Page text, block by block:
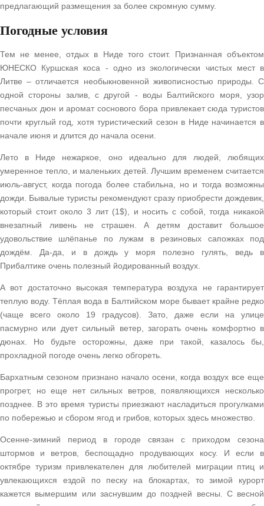
предлагающий размещения за более скромную сумму.
Погодные условия
Тем не менее, отдых в Ниде того стоит. Признанная объектом
ЮНЕСКО Куршская коса - одно из экологически чистых мест в
Литве – отличается необыкновенной живописностью природы. С
одной стороны залив, с другой - воды Балтийского моря, узор
песчаных дюн и аромат соснового бора привлекает сюда туристов
почти круглый год, хотя туристический сезон в Ниде начинается в
начале июня и длится до начала осени.
Лето в Ниде нежаркое, оно идеально для людей, любящих
умеренное тепло, и маленьких детей. Лучшим временем считается
июль-август, когда погода более стабильна, но и тогда возможны
дожди. Бывалые туристы рекомендуют сразу приобрести дождевик,
который стоит около 3 лит (1$), и носить с собой, тогда никакой
внезапный ливень не страшен. А детям доставит большое
удовольствие шлёпанье по лужам в резиновых сапожках под
дождём. Да-да, и в дождь у моря полезно гулять, ведь в
Прибалтике очень полезный йодированный воздух.
А вот достаточно высокая температура воздуха не гарантирует
теплую воду. Тёплая вода в Балтийском море бывает крайне редко
(чаще всего около 19 градусов). Зато, даже если на улице
пасмурно или дует сильный ветер, загорать очень комфортно в
дюнах. Но будьте осторожны, даже при такой, казалось бы,
прохладной погоде очень легко обгореть.
Бархатным сезоном признано начало осени, когда воздух все еще
прогрет, но еще нет сильных ветров, появляющихся несколько
позднее. В это время туристы приезжают насладиться прогулками
по побережью и сбором ягод и грибов, которых здесь множество.
Осенне-зимний период в городе связан с приходом сезона
штормов и ветров, беспощадно продувающих косу. И если в
октябре туризм привлекателен для любителей миграции птиц и
увлекающихся ездой по песку на блокартах, то зимой курорт
кажется вымершим или заснувшим до поздней весны. С весной